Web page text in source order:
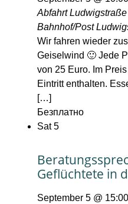
Abfahrt
Bahnhof/Post
Wir fahren wieder
Geiselwind 🙂 Jede
von 25 Euro. Im
Eintritt enthalten.
[…]
Безплатно
Sat5
Geflüchtete in
September 5 @ 15:00